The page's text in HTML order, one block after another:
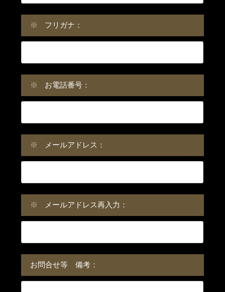
※ フリガナ：
※ お電話番号：
※ メールアドレス：
※ メールアドレス再入力：
お問合せ等 備考：